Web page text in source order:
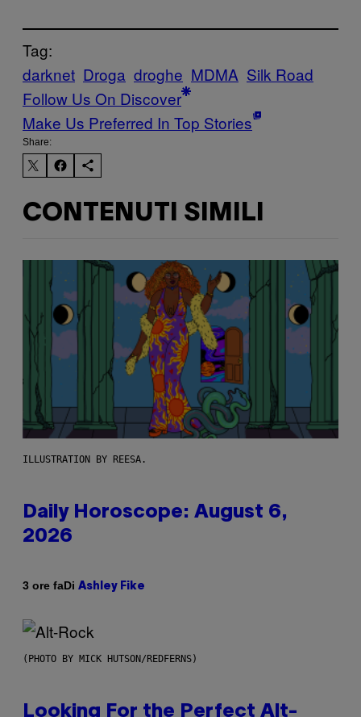
Tag:
darknet Droga droghe MDMA Silk Road
Follow Us On Discover
Make Us Preferred In Top Stories
Share:
CONTENUTI SIMILI
ILLUSTRATION BY REESA.
Daily Horoscope: August 6,
2026
3 ore faDi Ashley Fike
(PHOTO BY MICK HUTSON/REDFERNS)
Looking For the Perfect Alt-